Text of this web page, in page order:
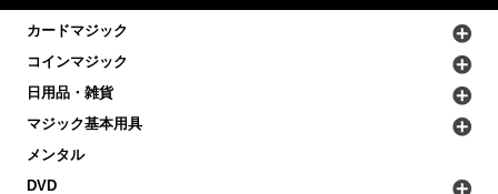
カードマジック
コインマジック
日用品・雑貨
マジック基本用具
メンタル
DVD